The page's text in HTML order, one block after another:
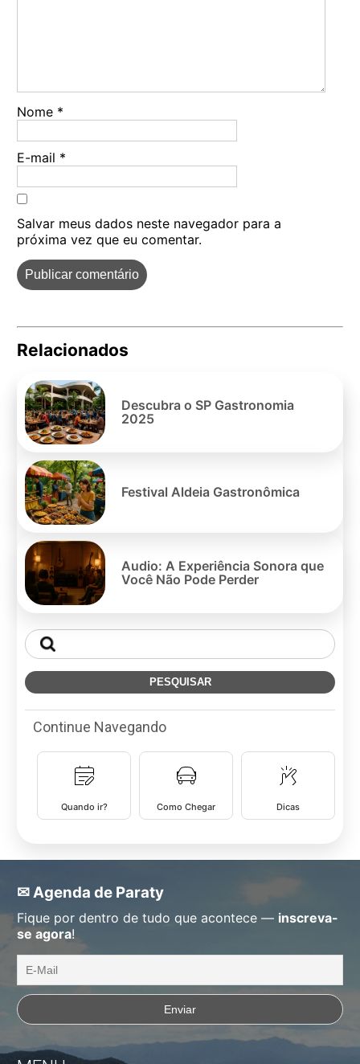
Nome *
E-mail *
Salvar meus dados neste navegador para a
próxima vez que eu comentar.
Relacionados
Descubra o SP Gastronomia
2025
Festival Aldeia Gastronômica
Audio: A Experiência Sonora que
Você Não Pode Perder
Continue Navegando
Quando ir? Como Chegar Dicas
✉ Agenda de Paraty
Fique por dentro de tudo que acontece — inscreva-
se agora!